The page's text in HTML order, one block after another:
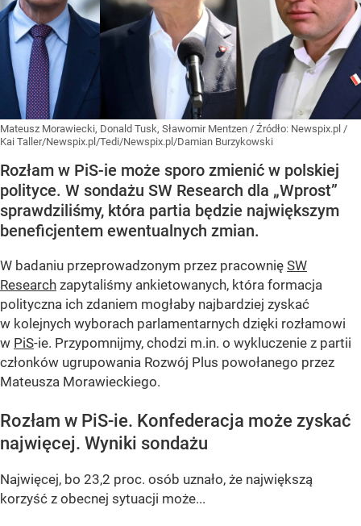
Mateusz Morawiecki, Donald Tusk, Sławomir Mentzen / Źródło: Newspix.pl /
Kai Taller/Newspix.pl/Tedi/Newspix.pl/Damian Burzykowski
Rozłam w PiS-ie może sporo zmienić w polskiej
polityce. W sondażu SW Research dla „Wprost”
sprawdziliśmy, która partia będzie największym
beneficjentem ewentualnych zmian.
W badaniu przeprowadzonym przez pracownię SW
Research zapytaliśmy ankietowanych, która formacja
polityczna ich zdaniem mogłaby najbardziej zyskać
w kolejnych wyborach parlamentarnych dzięki rozłamowi
w PiS-ie. Przypomnijmy, chodzi m.in. o wykluczenie z partii
członków ugrupowania Rozwój Plus powołanego przez
Mateusza Morawieckiego.
Rozłam w PiS-ie. Konfederacja może zyskać
najwięcej. Wyniki sondażu
Najwięcej, bo 23,2 proc. osób uznało, że największą
korzyść z obecnej sytuacji może...